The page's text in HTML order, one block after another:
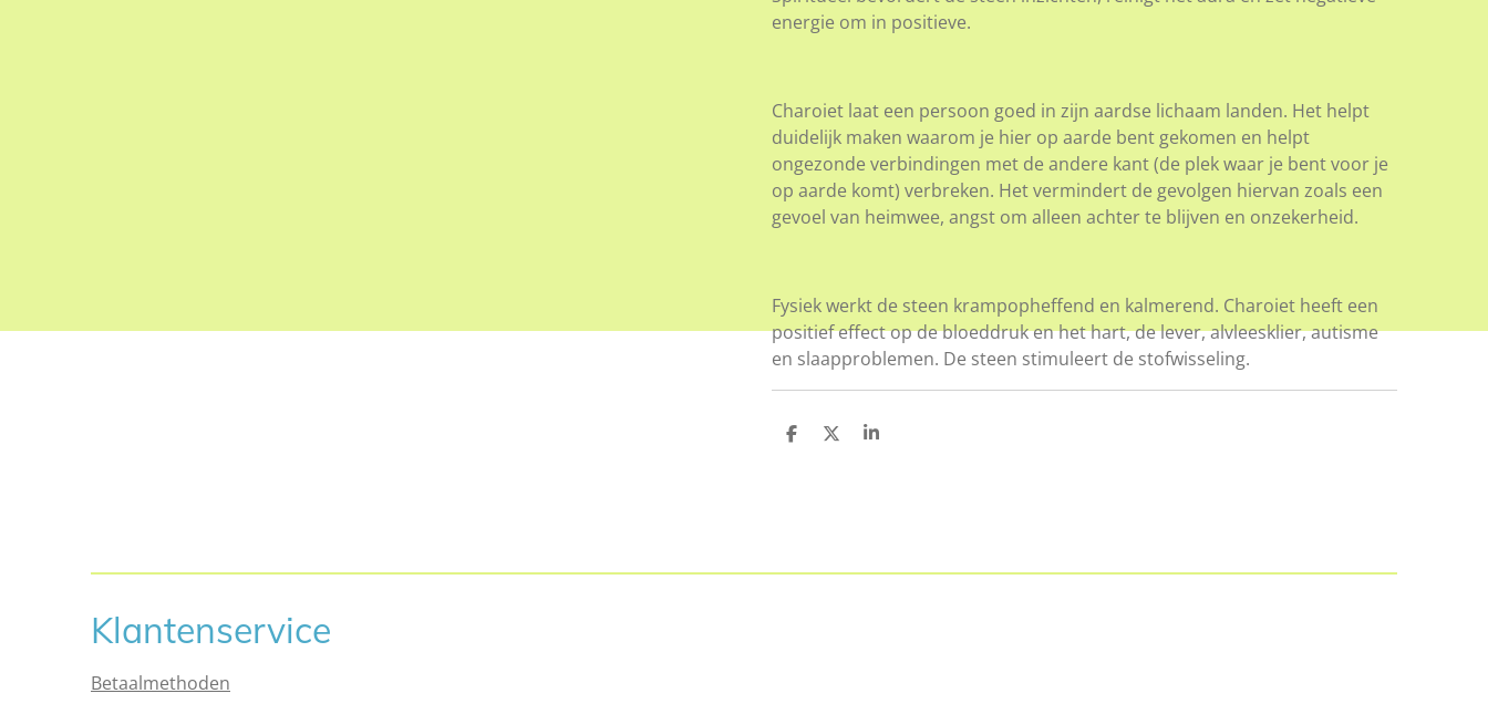
energie om in positieve.
Charoiet laat een persoon goed in zijn aardse lichaam landen. Het helpt
duidelijk maken waarom je hier op aarde bent gekomen en helpt
ongezonde verbindingen met de andere kant (de plek waar je bent voor je
op aarde komt) verbreken. Het vermindert de gevolgen hiervan zoals een
gevoel van heimwee, angst om alleen achter te blijven en onzekerheid.
Fysiek werkt de steen krampopheffend en kalmerend. Charoiet heeft een
positief effect op de bloeddruk en het hart, de lever, alvleesklier, autisme
en slaapproblemen. De steen stimuleert de stofwisseling.
D
D
S
Klantenservice
Betaalmethoden